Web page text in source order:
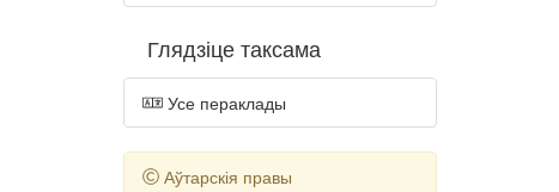
Глядзіце таксама
Усе пераклады
Аўтарскія правы